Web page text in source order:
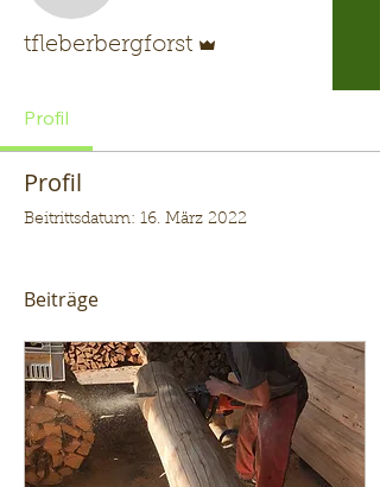
tfleberbergforst
Profil
Profil
Beitrittsdatum: 16. März 2022
Beiträge